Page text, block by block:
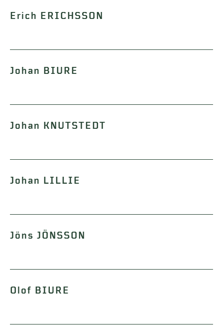
Erich ERICHSSON
Johan BIURE
Johan KNUTSTEDT
Johan LILLIE
Jöns JÖNSSON
Olof BIURE